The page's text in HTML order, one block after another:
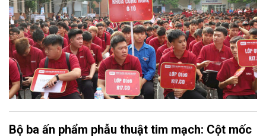
Bộ ba ấn phẩm phẫu thuật tim mạch: Cột mốc